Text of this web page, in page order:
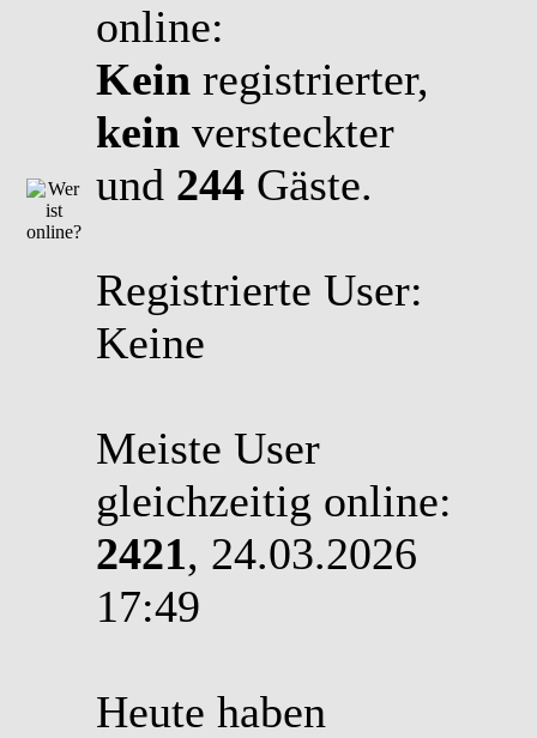
online:
Kein registrierter,
kein versteckter
und 244 Gäste.
Registrierte User:
Keine
Meiste User
gleichzeitig online:
2421, 24.03.2026
17:49
Heute haben